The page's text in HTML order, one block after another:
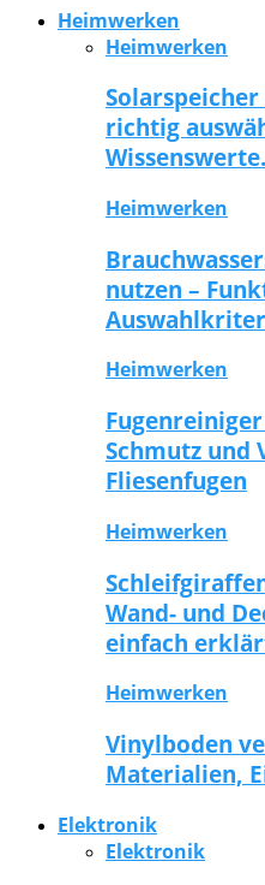
Heimwerken
Heimwerken
richtig
Heimwerken
nutzen –
Heimwerken
Schmutz und
Fliesenfugen
Heimwerken
Wand- und
einfach
Heimwerken
Vinylboden
Materialien,
Elektronik
Elektronik